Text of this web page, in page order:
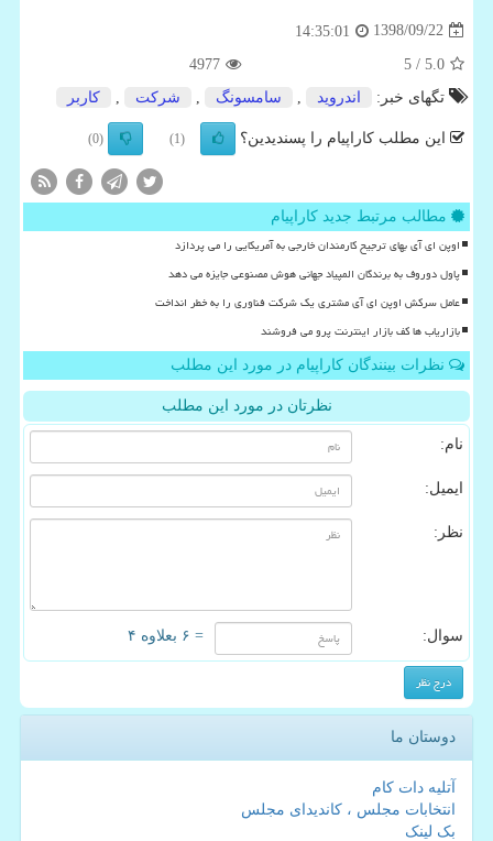
1398/09/22
14:35:01
5.0
/ 5
4977
تگهای خبر:
اندروید سامسونگ شركت كاربر
این مطلب کاراپیام را پسندیدین؟ (1)
(0)
مطالب مرتبط جدید کاراپیام
اوپن ای آی بهای ترجیح کارمندان خارجی به آمریکایی را می پردازد
پاول دوروف به برندگان المپیاد جهانی هوش مصنوعی جایزه می دهد
عامل سرکش اوپن ای آی مشتری یک شرکت فناوری را به خطر انداخت
بازاریاب ها کف بازار اینترنت پرو می فروشند
نظرات بینندگان کاراپیام در مورد این مطلب
نظرتان در مورد این مطلب
نام:
ایمیل:
نظر:
سوال: = ۶ بعلاوه ۴
دوستان ما
آتلیه دات کام
انتخابات مجلس ، کاندیدای مجلس
بک لینک